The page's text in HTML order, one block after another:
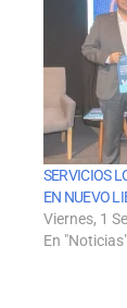
SERVICIOS
EN NUEVO
Viernes, 1
En "Noticias"